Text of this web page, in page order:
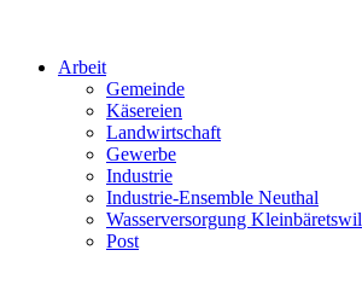
Arbeit
Gemeinde
Käsereien
Landwirtschaft
Gewerbe
Industrie
Industrie-Ensemble Neuthal
Wasserversorgung Kleinbäretswil
Post